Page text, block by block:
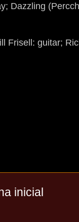
Dazzling
Frisell: guitar;
inicial